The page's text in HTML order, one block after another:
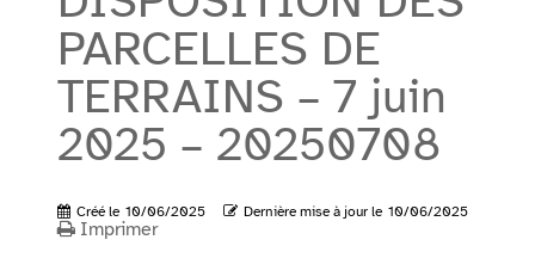
PARCELLES DE
TERRAINS – 7 juin
2025 – 20250708
Créé le 10/06/2025 Dernière mise à jour le 10/06/2025
Imprimer